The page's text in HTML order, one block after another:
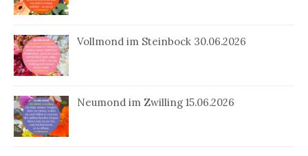
Vollmond im Steinbock 30.06.2026
Neumond im Zwilling 15.06.2026